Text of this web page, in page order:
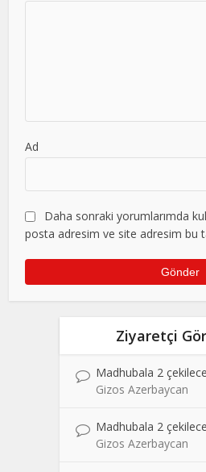
Ad
Daha sonraki yorumlarımda
posta adresim ve site adresim bu
Ziyaretçi
Madhubala 2
Gizos Azerbaycan
Madhubala 2
Gizos Azerbaycan